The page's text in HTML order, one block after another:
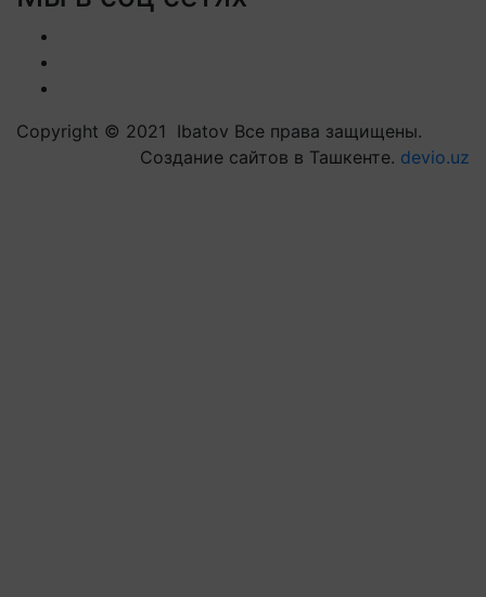
Copyright © 2021 Ibatov Все права защищены.
Создание сайтов в Ташкенте. devio.uz